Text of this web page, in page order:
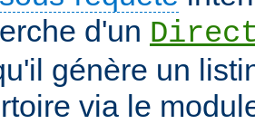
d'un
génère un
via le